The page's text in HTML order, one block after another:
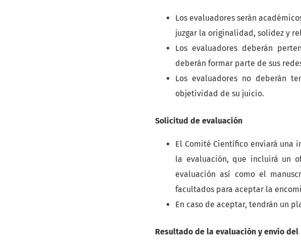
Los evaluadores serán
juzgar la originalidad, solidez y
Los evaluadores deberán
deberán formar parte de sus
Los evaluadores no deberán
objetividad de su juicio.
Solicitud de evaluación
El Comité Científico enviará una
la evaluación, que incluirá un
evaluación así como el
facultados para aceptar la
En caso de aceptar, tendrán un
Resultado de la evaluación y envío